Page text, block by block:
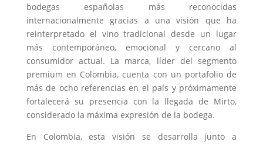
bodegas españolas más reconocidas
internacionalmente gracias a una visión que ha
reinterpretado el vino tradicional desde un lugar
más contemporáneo, emocional y cercano al
consumidor actual. La marca, líder del segmento
premium en Colombia, cuenta con un portafolio de
más de ocho referencias en el país y próximamente
fortalecerá su presencia con la llegada de Mirto,
considerado la máxima expresión de la bodega.
En Colombia, esta visión se desarrolla junto a